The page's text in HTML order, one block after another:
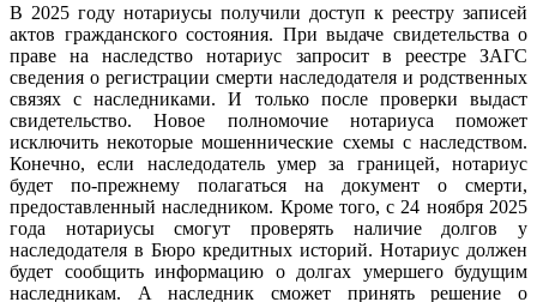
В 2025 году нотариусы получили доступ к реестру записей
актов гражданского состояния. При выдаче свидетельства о
праве на наследство нотариус запросит в реестре ЗАГС
сведения о регистрации смерти наследодателя и родственных
связях с наследниками. И только после проверки выдаст
свидетельство. Новое полномочие нотариуса поможет
исключить некоторые мошеннические схемы с наследством.
Конечно, если наследодатель умер за границей, нотариус
будет по-прежнему полагаться на документ о смерти,
предоставленный наследником. Кроме того, с 24 ноября 2025
года нотариусы смогут проверять наличие долгов у
наследодателя в Бюро кредитных историй. Нотариус должен
будет сообщить информацию о долгах умершего будущим
наследникам. А наследник сможет принять решение о